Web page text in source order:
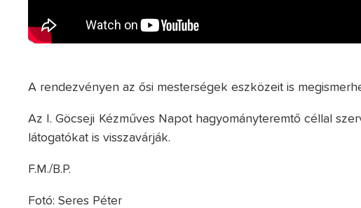
A rendezvényen az ősi mesterségek eszközeit is
Az I. Göcseji Kézműves Napot hagyományteremtő céllal
látogatókat is visszavárják.
F.M./B.P.
Fotó: Seres Péter